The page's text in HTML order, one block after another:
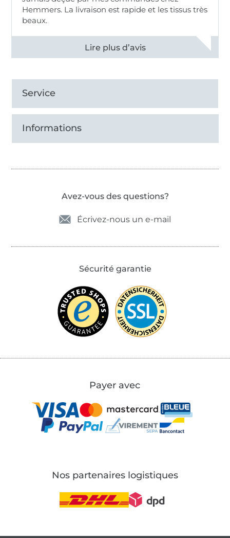
Hemmers. La livraison est rapide et les tissus très
beaux.
Voir tous les 11496 commentaires
Service
Informations
Avez-vous des questions?
Écrivez-nous un e-mail
Sécurité garantie
Payer avec
Nos partenaires logistiques